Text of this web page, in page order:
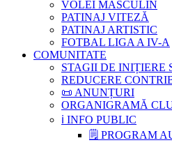
VOLEI MASCULIN
PATINAJ VITEZĂ
PATINAJ ARTISTIC
FOTBAL LIGA A IV-A
COMUNITATE
STAGII DE INIȚIERE
REDUCERE
📜 ANUNȚURI
ORGANIGRAMĂ
ℹ️ INFO PUBLIC
🗒 PROGRAM